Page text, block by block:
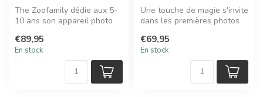
The Zoofamily dédie aux 5-
10 ans son appareil photo
vérit...
€89,95
En stock
Une touche de magie s'invite
dans les premières photos
€69,95
En stock